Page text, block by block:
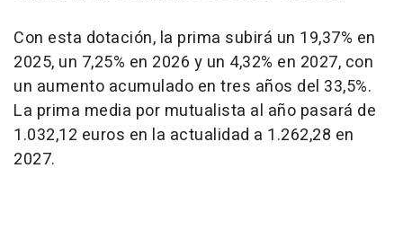
Con esta dotación, la prima subirá un 19,37% en
2025, un 7,25% en 2026 y un 4,32% en 2027, con
un aumento acumulado en tres años del 33,5%.
La prima media por mutualista al año pasará de
1.032,12 euros en la actualidad a 1.262,28 en
2027.